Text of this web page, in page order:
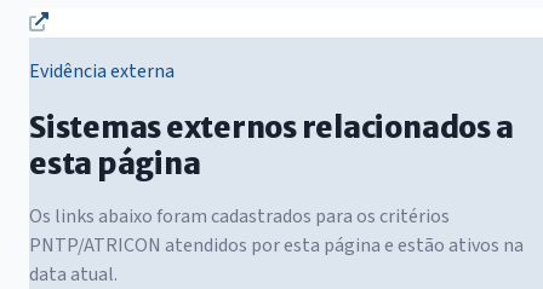
Evidência externa
Sistemas externos relacionados a
esta página
Os links abaixo foram cadastrados para os critérios
PNTP/ATRICON atendidos por esta página e estão ativos na
data atual.